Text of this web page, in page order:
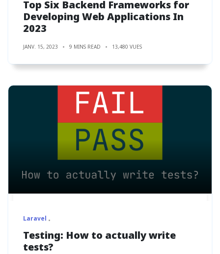
Top Six Backend Frameworks for
Developing Web Applications In
2023
JANV. 15, 2023 9 MINS READ 13,480 VUES
Laravel
Testing: How to actually write
tests?